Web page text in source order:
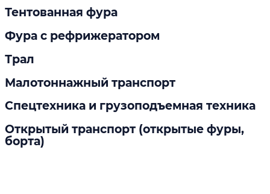
Тентованная фура
Фура с рефрижератором
Трал
Малотоннажный транспорт
Спецтехника и грузоподъемная техника
Открытый транспорт (открытые фуры,
борта)